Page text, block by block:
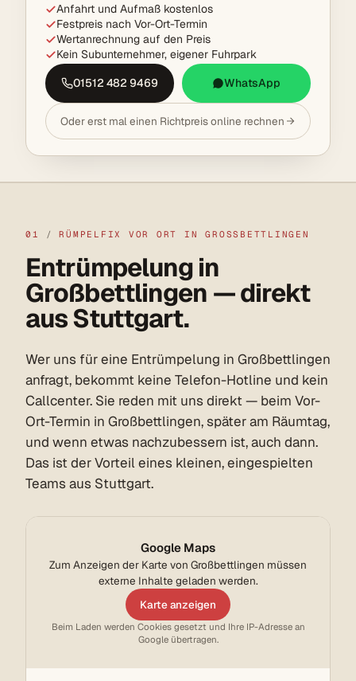
Anfahrt und Aufmaß kostenlos
Festpreis nach Vor-Ort-Termin
Wertanrechnung auf den Preis
Kein Subunternehmer, eigener Fuhrpark
01512 482 9469
WhatsApp
Oder erst mal einen Richtpreis online rechnen
01 / RÜMPELFIX VOR ORT IN GROSSBETTLINGEN
Entrümpelung in
Großbettlingen — direkt
aus Stuttgart.
Wer uns für eine Entrümpelung in Großbettlingen
anfragt, bekommt keine Telefon-Hotline und kein
Callcenter. Sie reden mit uns direkt — beim Vor-
Ort-Termin in Großbettlingen, später am Räumtag,
und wenn etwas nachzubessern ist, auch dann.
Das ist der Vorteil eines kleinen, eingespielten
Teams aus Stuttgart.
Google Maps
Zum Anzeigen der Karte von Großbettlingen müssen
externe Inhalte geladen werden.
Karte anzeigen
Beim Laden werden Cookies gesetzt und Ihre IP-Adresse an
Google übertragen.